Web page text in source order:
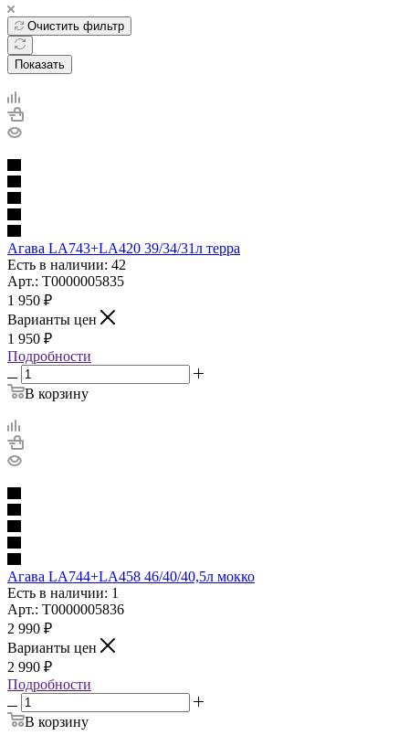
Очистить фильтр
Показать
Агава LA743+LA420 39/34/31л терра
Есть в наличии: 42
Арт.: Т0000005835
1 950 ₽
Варианты цен
1 950 ₽
Подробности
В корзину
Агава LA744+LA458 46/40/40,5л мокко
Есть в наличии: 1
Арт.: Т0000005836
2 990 ₽
Варианты цен
2 990 ₽
Подробности
В корзину